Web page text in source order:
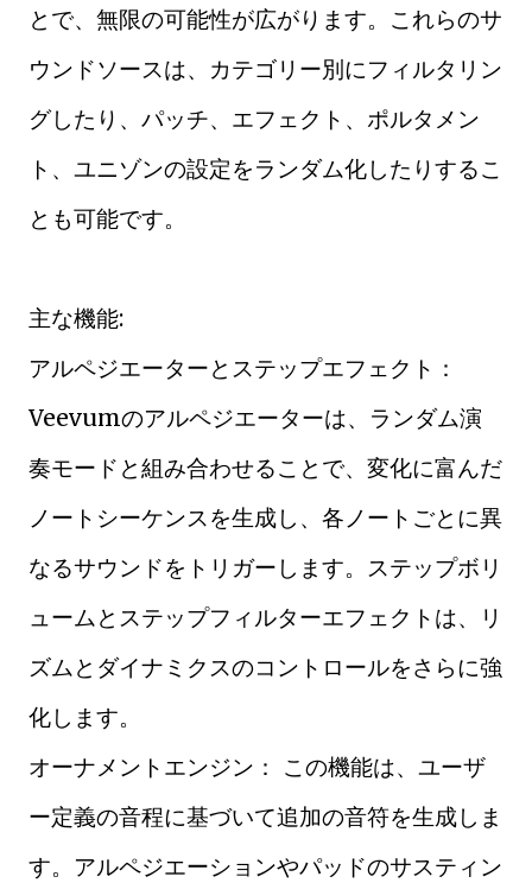
とで、無限の可能性が広がります。これらのサ
ウンドソースは、カテゴリー別にフィルタリン
グしたり、パッチ、エフェクト、ポルタメン
ト、ユニゾンの設定をランダム化したりするこ
とも可能です。
主な機能:
アルペジエーターとステップエフェクト：
Veevumのアルペジエーターは、ランダム演
奏モードと組み合わせることで、変化に富んだ
ノートシーケンスを生成し、各ノートごとに異
なるサウンドをトリガーします。ステップボリ
ュームとステップフィルターエフェクトは、リ
ズムとダイナミクスのコントロールをさらに強
化します。
オーナメントエンジン： この機能は、ユーザ
ー定義の音程に基づいて追加の音符を生成しま
す。アルペジエーションやパッドのサスティン